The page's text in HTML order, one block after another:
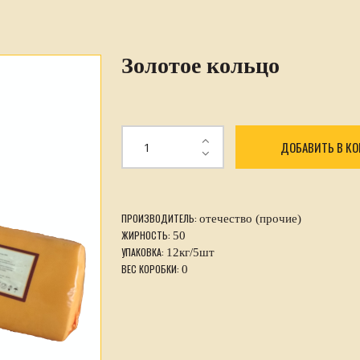
Золотое кольцо
ДОБАВИТЬ В
ПРОИЗВОДИТЕЛЬ: отечество (прочие)
ЖИРНОСТЬ: 50
УПАКОВКА: 12кг/5шт
ВЕС КОРОБКИ: 0